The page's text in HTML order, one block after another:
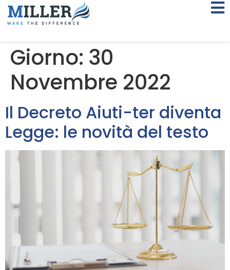
Giorno: 30
Novembre 2022
Il Decreto Aiuti-ter diventa
Legge: le novità del testo